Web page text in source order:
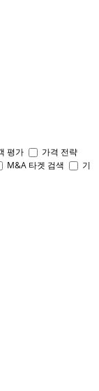
평가
가격 전략
M&A 타겟 검색
기